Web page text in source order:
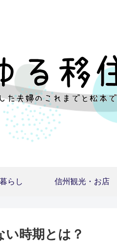
らし 信州観光・お店
時期とは？